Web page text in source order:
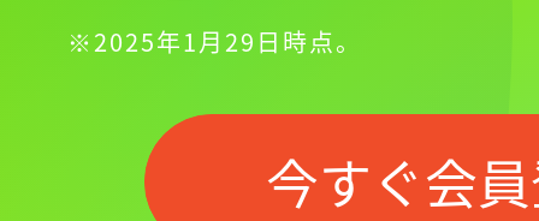
※2025年1月29日時点。
今すぐ会